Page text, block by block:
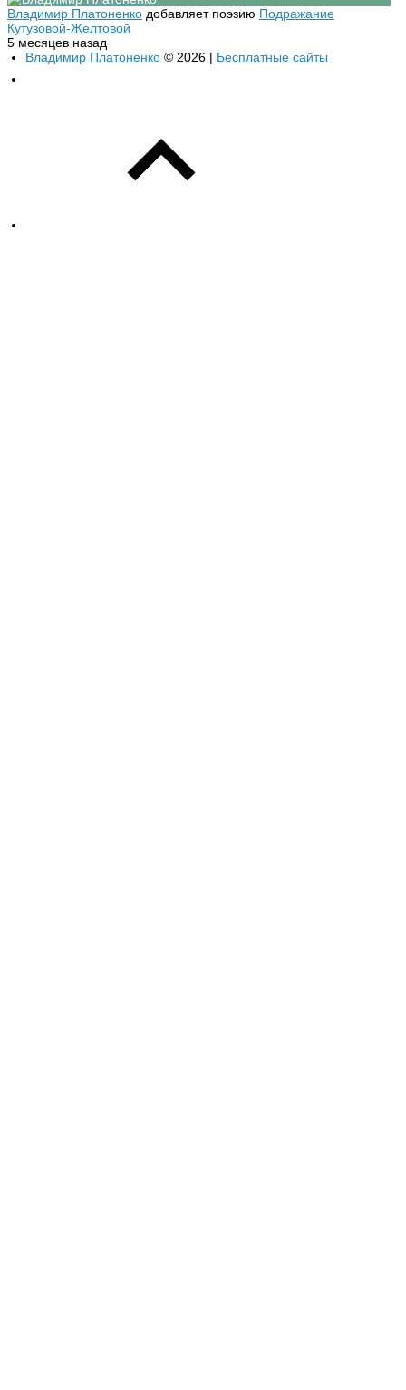
Владимир Платоненко добавляет поэзию Подражание
Кутузовой-Желтовой
5 месяцев назад
Владимир Платоненко © 2026 | Бесплатные сайты